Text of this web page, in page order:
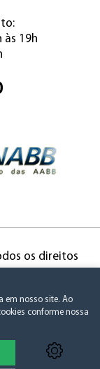
às 19h
os direitos
em nosso site. Ao
conforme nossa